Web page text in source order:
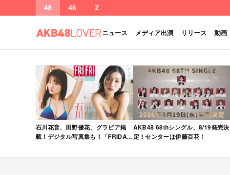
48 46 Z
ニュース メディア出演 リリース 動画
石川花音、田野優花、グラビア掲
載！デジタル写真集も！「FRIDAY
発売！
AKB48 68thシングル、8/19発売決
定！センターは伊藤百花！